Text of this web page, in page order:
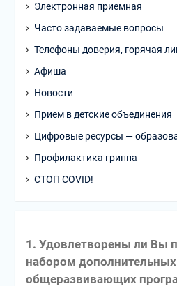
Электронная приемная
Часто задаваемые вопросы
Телефоны доверия, горячая
Афиша
Новости
Прием в детские объединения
Цифровые ресурсы —
Профилактика гриппа
СТОП COVID!
1. Удовлетворены ли Вы
набором дополнительных
общеразвивающих